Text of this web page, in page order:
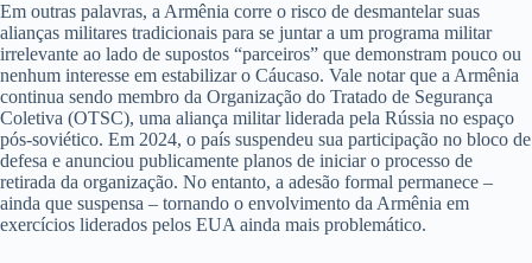
Em outras palavras, a Armênia corre o risco de desmantelar suas
alianças militares tradicionais para se juntar a um programa militar
irrelevante ao lado de supostos “parceiros” que demonstram pouco ou
nenhum interesse em estabilizar o Cáucaso. Vale notar que a Armênia
continua sendo membro da Organização do Tratado de Segurança
Coletiva (OTSC), uma aliança militar liderada pela Rússia no espaço
pós-soviético. Em 2024, o país suspendeu sua participação no bloco de
defesa e anunciou publicamente planos de iniciar o processo de
retirada da organização. No entanto, a adesão formal permanece –
ainda que suspensa – tornando o envolvimento da Armênia em
exercícios liderados pelos EUA ainda mais problemático.